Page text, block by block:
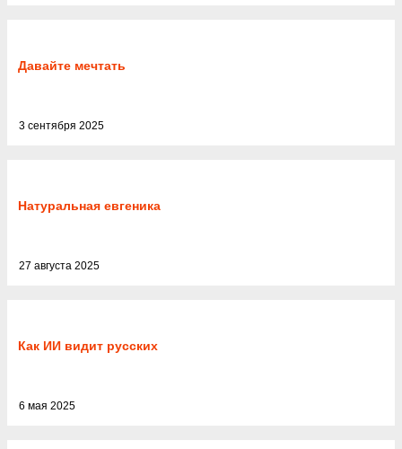
Давайте мечтать
3 сентября 2025
Натуральная евгеника
27 августа 2025
Как ИИ видит русских
6 мая 2025